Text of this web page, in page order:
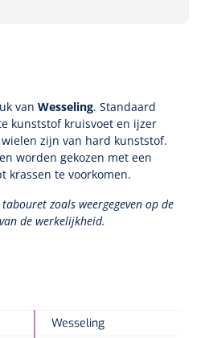
van Wesseling. Standaard
kunststof kruisvoet en ijzer
zijn van hard kunststof.
worden gekozen met een
krassen te voorkomen.
zoals weergegeven op de
de werkelijkheid.
Wesseling